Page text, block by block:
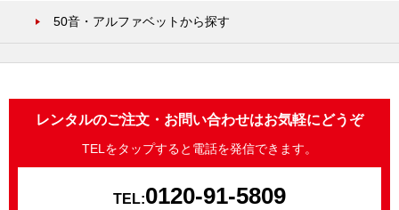
50音・アルファベットから探す
レンタルのご注文・お問い合わせはお気軽にどうぞ
TELをタップすると電話を発信できます。
TEL:0120-91-5809